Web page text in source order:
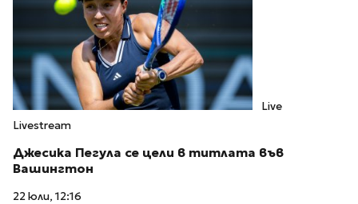
Live
Livestream
Джесика Пегула се цели в титлата във
Вашингтон
22 юли, 12:16